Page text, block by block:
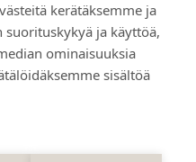
kerätäksemme ja
ja käyttöä,
ominaisuuksia
sisältöä